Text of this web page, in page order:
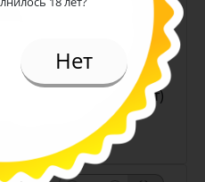
119.00 руб.
(шт)
Краб 70 гр
Нет